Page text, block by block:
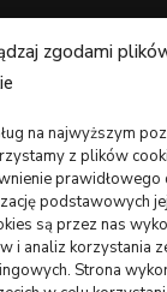
zgodami
na najwyższym
z plików
prawidłowego
podstawowych
są przez nas
i analiz korzystania
Strona
(107)